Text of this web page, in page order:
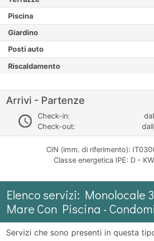
Piscina
Giardino
Posti auto
Riscaldamento
Arrivi - Partenze
Check-in:
Check-out:
CIN (imm. di riferimento):
Classe energetica IPE: D -
Elenco servizi: Monolocale
Mare Con Piscina -
Servizi che sono presenti in questa